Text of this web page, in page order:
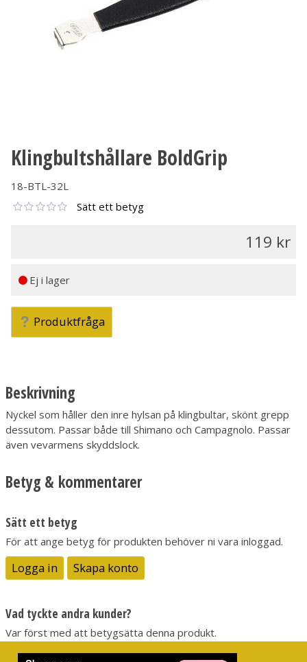
Klingbultshållare BoldGrip
18-BTL-32L
Sätt ett betyg
119
Ej i lager
Produktfråga
Beskrivning
Nyckel som håller den inre hylsan på klingbultar, skönt grepp
dessutom. Passar både till Shimano och Campagnolo. Passar
även vevarmens skyddslock.
Betyg & kommentarer
Sätt ett betyg
För att ange betyg för produkten behöver ni vara inloggad.
Logga in Skapa konto
Vad tyckte andra kunder?
Var först med att betygsätta denna produkt.